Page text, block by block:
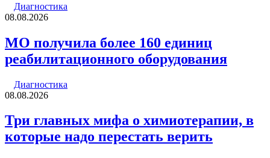
Диагностика
08.08.2026
МО получила более 160 единиц
реабилитационного оборудования
Диагностика
08.08.2026
Три главных мифа о химиотерапии, в
которые надо перестать верить